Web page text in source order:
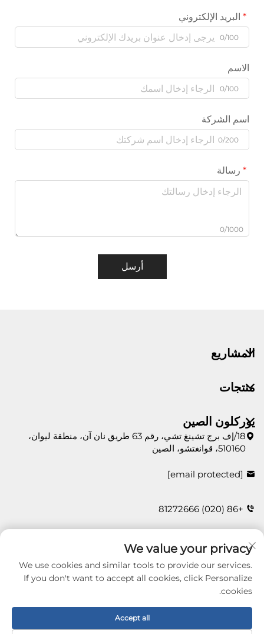
البريد الإلكتروني
0/100
الاسم
0/100
اسم الشركة
0/200
رسالة
0/1000
أرسل
المشاريع
منتجات
يوركلون الصين
18/إف برج تشينغ تشي، رقم 63 طريق نان آن، منطقة ليوان،
510160، قوانغتشو، الصين
[email protected]
+86 (020) 81272666
اتصل بنا
Copyright © 2026 Guangzhou Yorklon Wallcoverings
Limited. All right reserved -
We value your privacy
We use cookies and similar tools to provide our services.
If you don't want to accept all cookies, click Personalize
cookies.
Accept all